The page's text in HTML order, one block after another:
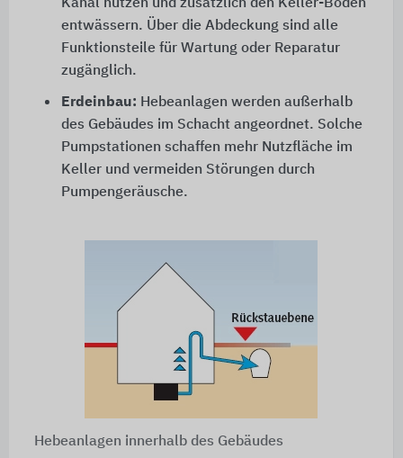
Kanal nutzen und zusätzlich den Keller-Boden
entwässern. Über die Abdeckung sind alle
Funktionsteile für Wartung oder Reparatur
zugänglich.
Erdeinbau: Hebeanlagen werden außerhalb
des Gebäudes im Schacht angeordnet. Solche
Pumpstationen schaffen mehr Nutzfläche im
Keller und vermeiden Störungen durch
Pumpengeräusche.
Hebeanlagen innerhalb des Gebäudes